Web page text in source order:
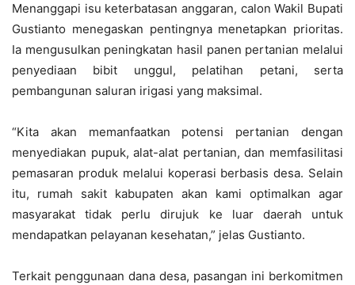
Menanggapi isu keterbatasan anggaran, calon Wakil Bupati
Gustianto menegaskan pentingnya menetapkan prioritas.
Ia mengusulkan peningkatan hasil panen pertanian melalui
penyediaan bibit unggul, pelatihan petani, serta
pembangunan saluran irigasi yang maksimal.
“Kita akan memanfaatkan potensi pertanian dengan
menyediakan pupuk, alat-alat pertanian, dan memfasilitasi
pemasaran produk melalui koperasi berbasis desa. Selain
itu, rumah sakit kabupaten akan kami optimalkan agar
masyarakat tidak perlu dirujuk ke luar daerah untuk
mendapatkan pelayanan kesehatan,” jelas Gustianto.
Terkait penggunaan dana desa, pasangan ini berkomitmen